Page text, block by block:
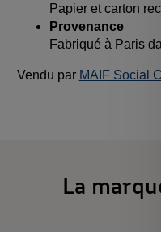
Papier et carton
Provenance
Fabriqué à Paris
Vendu par MAIF Social
La